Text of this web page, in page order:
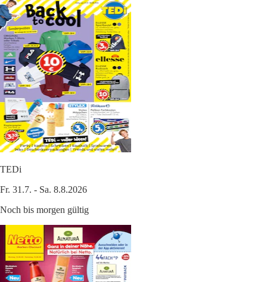
TEDi
Fr. 31.7. - Sa. 8.8.2026
Noch bis morgen gültig